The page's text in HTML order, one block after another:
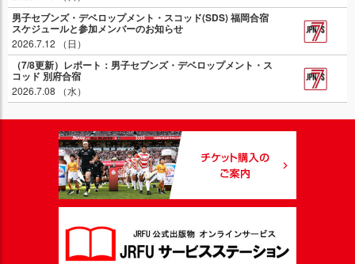
男子セブンズ・デベロップメント・スコッド(SDS) 福岡合宿
スケジュールと参加メンバーのお知らせ
2026.7.12 （日）
（7/8更新）レポート：男子セブンズ・デベロップメント・ス
コッド 別府合宿
2026.7.08 （水）